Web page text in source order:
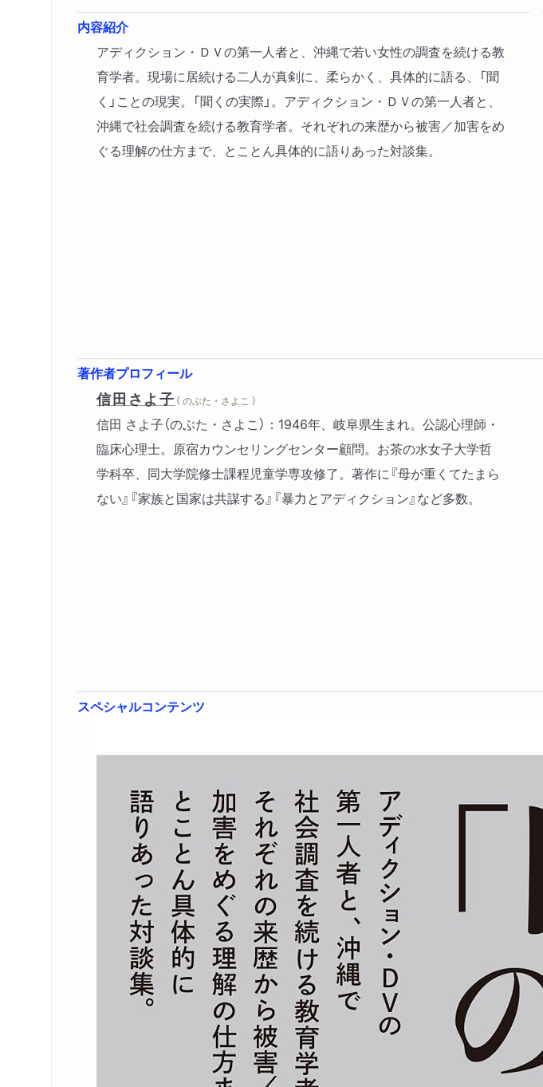
内容紹介
アディクション・ＤＶの第一人者と、沖縄で若い女性の調査を続ける教
育学者。現場に居続ける二人が真剣に、柔らかく、具体的に語る、「聞
く」ことの現実。「聞くの実際」。アディクション・ＤＶの第一人者と、
沖縄で社会調査を続ける教育学者。それぞれの来歴から被害／加害をめ
ぐる理解の仕方まで、とことん具体的に語りあった対談集。
著作者プロフィール
信田さよ子 （ のぶた・さよこ ）
信田 さよ子（のぶた・さよこ）：1946年、岐阜県生まれ。公認心理師・
臨床心理士。原宿カウンセリングセンター顧問。お茶の水女子大学哲
学科卒、同大学院修士課程児童学専攻修了。著作に『母が重くてたまら
ない』『家族と国家は共謀する』『暴力とアディクション』など多数。
スペシャルコンテンツ